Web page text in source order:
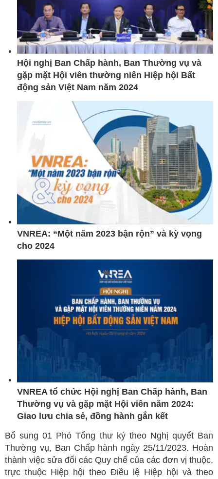
Hội nghị Ban Chấp hành, Ban Thường vụ và
gặp mặt Hội viên thường niên Hiệp hội Bất
động sản Việt Nam năm 2024
VNREA: “Một năm 2023 bận rộn” và kỳ vọng
cho 2024
VNREA tổ chức Hội nghị Ban Chấp hành, Ban
Thường vụ và gặp mặt Hội viên năm 2024:
Giao lưu chia sẻ, đồng hành gắn kết
Bổ sung 01 Phó Tổng thư ký theo Nghị quyết Ban
Thường vụ, Ban Chấp hành ngày 25/11/2023. Hoàn
thành việc sửa đổi các Quy chế của các đơn vị thuộc,
trực thuộc Hiệp hội theo Điều lệ Hiệp hội và theo